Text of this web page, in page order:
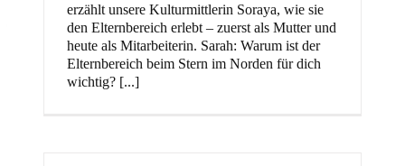
und Familie
erzählt unsere Kulturmittlerin Soraya, wie sie
den Elternbereich erlebt – zuerst als Mutter und
heute als Mitarbeiterin. Sarah: Warum ist der
Elternbereich beim Stern im Norden für dich
wichtig? [...]